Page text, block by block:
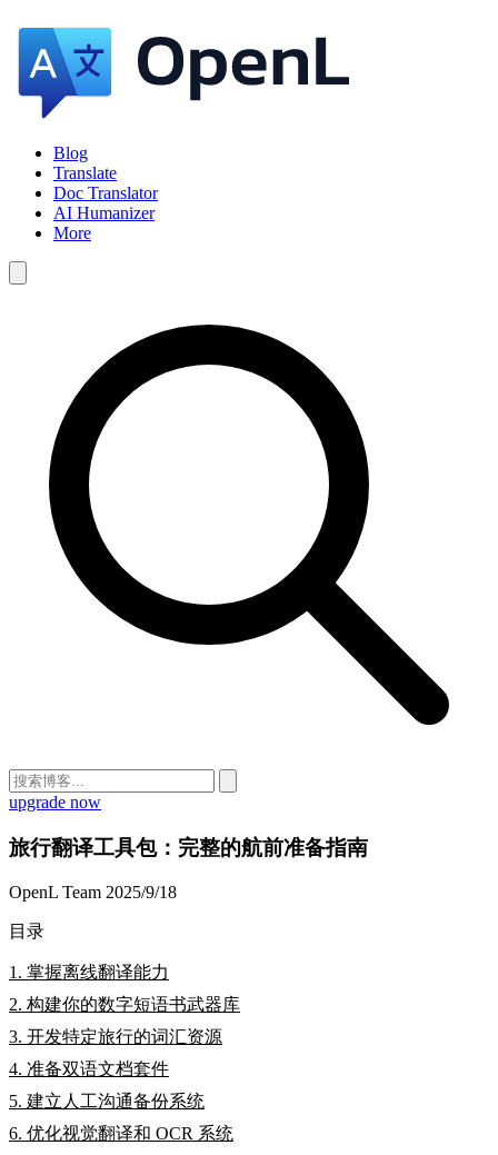
Blog
Translate
Doc Translator
AI Humanizer
More
upgrade now
旅行翻译工具包：完整的航前准备指南
OpenL Team 2025/9/18
目录
1. 掌握离线翻译能力
2. 构建你的数字短语书武器库
3. 开发特定旅行的词汇资源
4. 准备双语文档套件
5. 建立人工沟通备份系统
6. 优化视觉翻译和 OCR 系统